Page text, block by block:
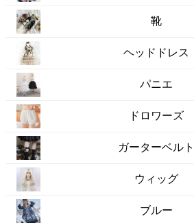
靴
ヘッドドレス
パニエ
ドロワーズ
ガーターベルト
ウィッグ
ブルー